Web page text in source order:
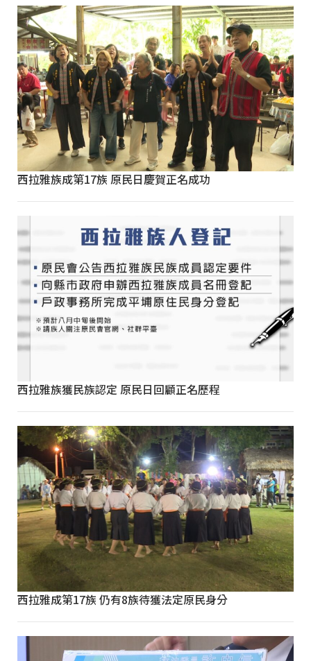
西拉雅族成第17族 原民日慶賀正名成功
西拉雅族獲民族認定 原民日回顧正名歷程
西拉雅成第17族 仍有8族待獲法定原民身分